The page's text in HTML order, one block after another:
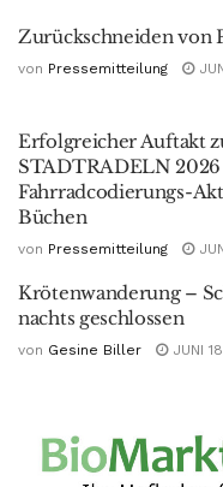
Zurückschneiden von
von Pressemitteilung
Erfolgreicher Auftakt
STADTRADELN
Fahrradcodierungs-
Büchen
von Pressemitteilung
Krötenwanderung –
nachts geschlossen
von Gesine Biller JUNI